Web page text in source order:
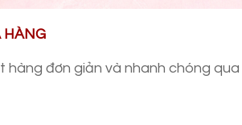
HÀNG
hàng đơn giản và nhanh chóng qua